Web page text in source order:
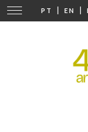
PT | EN |
Modifier
la